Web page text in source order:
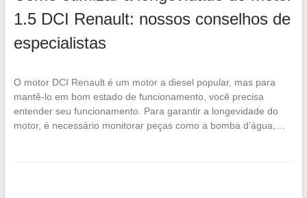
1.5 DCI Renault: nossos conselhos de
especialistas
O motor DCI Renault é um motor a diesel popular, mas para
mantê-lo em bom estado de funcionamento, você precisa
entender seu funcionamento. Para garantir a longevidade do
motor, é necessário monitorar peças como a bomba d’água,…